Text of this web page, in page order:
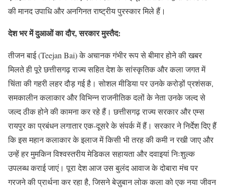
की मानद उपाधि और अनगिनत राष्ट्रीय पुरस्कार मिले हैं।
देश भर में दुआओं का दौर, सरकार मुस्तैद:
तीजन बाई (Teejan Bai) के अचानक गंभीर रूप से बीमार होने की खबर
मिलते ही पूरे छत्तीसगढ़ राज्य सहित देश के सांस्कृतिक और कला जगत में
चिंता की गहरी लहर दौड़ गई है। सोशल मीडिया पर उनके करोड़ों प्रशंसक,
समकालीन कलाकार और विभिन्न राजनीतिक दलों के नेता उनके जल्द से
जल्द ठीक होने की कामना कर रहे हैं। छत्तीसगढ़ राज्य सरकार और एम्स
रायपुर का प्रबंधन लगातार एक-दूसरे के संपर्क में हैं। सरकार ने निर्देश दिए हैं
कि इस महान कलाकार के इलाज में किसी भी तरह की कमी न रखी जाए और
उन्हें हर मुमकिन विश्वस्तरीय मेडिकल सहायता और दवाइयां निःशुल्क
उपलब्ध कराई जाएं। पूरा देश आज उस बुलंद आवाज के दोबारा मंच पर
गरजने की प्रार्थना कर रहा है, जिसने बेज़ुबान लोक कला को एक नया जीवन